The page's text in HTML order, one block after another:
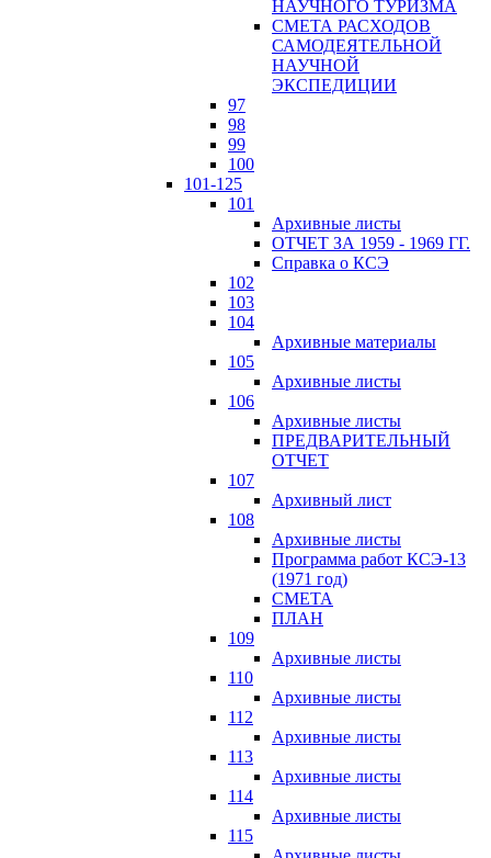
НАУЧНОГО ТУРИЗМА
СМЕТА РАСХОДОВ
САМОДЕЯТЕЛЬНОЙ
НАУЧНОЙ
ЭКСПЕДИЦИИ
97
98
99
100
101-125
101
Архивные листы
ОТЧЕТ ЗА 1959 - 1969 ГГ.
Справка о КСЭ
102
103
104
Архивные материалы
105
Архивные листы
106
Архивные листы
ПРЕДВАРИТЕЛЬНЫЙ
ОТЧЕТ
107
Архивный лист
108
Архивные листы
Программа работ КСЭ-13
(1971 год)
СМЕTA
ПЛАН
109
Архивные листы
110
Архивные листы
112
Архивные листы
113
Архивные листы
114
Архивные листы
115